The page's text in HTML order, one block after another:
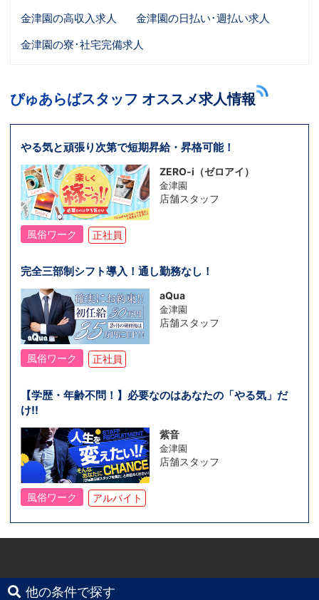
金津園の高収入求人
金津園の日払い･週払い求人
金津園の寮･社宅完備求人
ぴゅあらばスタッフ オススメ求人情報
やる気と頑張り次第で短期昇給・昇格可能！
ZERO-i（ゼロアイ）
金津園
店舗スタッフ
風俗ワーク 正社員
完全三部制シフト導入！通し勤務なし！
aQua
金津園
店舗スタッフ
風俗ワーク 正社員
【学歴・年齢不問！】必要なのはあなたの「やる気」だ
け!!
紫音
金津園
店舗スタッフ
風俗ワーク アルバイト
他の条件で探す